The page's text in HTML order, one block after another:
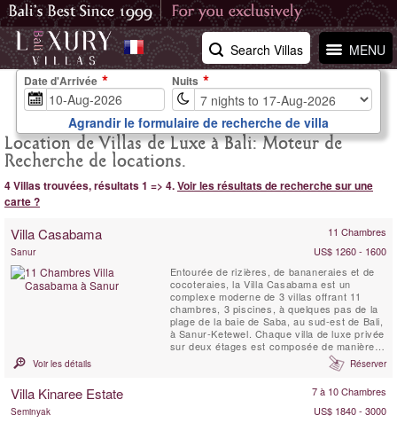
MENU
Search Villas
Location de Villas de Luxe à Bali: Moteur de
Recherche de locations.
4 Villas trouvées, résultats 1 => 4.Voir les résultats de recherche sur une
carte ?
Villa Casabama 11 Chambres
Sanur
US$ 1260 - 1600
Entourée de rizières, de bananeraies et de
cocoteraies, la Villa Casabama est un
complexe moderne de 3 villas offrant 11
chambres, 3 piscines, à quelques pas de la
plage de la baie de Saba, au sud-est de Bali,
à Sanur-Ketewel. Chaque villa de luxe privée
sur deux étages est composée de manière à
offrir une vue sur l'océan à proximité, au
sud-est, et sur les montagnes, au nord-est.
autonome avec entrée privée, garage et ...
Voir les détails Réserver
Villa Kinaree Estate 7 à 10 Chambres
Seminyak
US$ 1840 - 3000
Date d'Arrivée Nuits
Agrandir le formulaire de recherche de villa